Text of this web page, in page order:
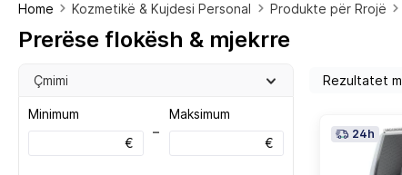
Home Kozmetikë & Kujdesi Personal Produkte për Rrojë
Prerëse flokësh & mjekrre
Çmimi
Minimum
€
–
Maksimum
€
24h